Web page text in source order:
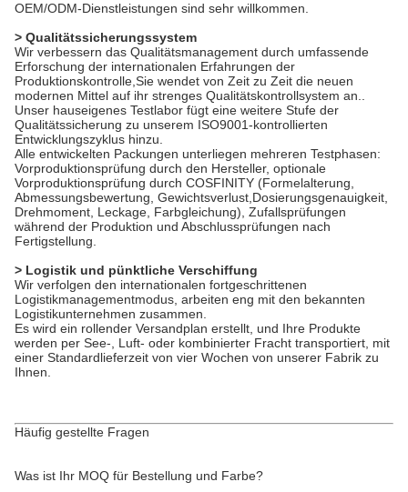
OEM/ODM-Dienstleistungen sind sehr willkommen.
> Qualitätssicherungssystem
Wir verbessern das Qualitätsmanagement durch umfassende
Erforschung der internationalen Erfahrungen der
Produktionskontrolle,Sie wendet von Zeit zu Zeit die neuen
modernen Mittel auf ihr strenges Qualitätskontrollsystem an..
Unser hauseigenes Testlabor fügt eine weitere Stufe der
Qualitätssicherung zu unserem ISO9001-kontrollierten
Entwicklungszyklus hinzu.
Alle entwickelten Packungen unterliegen mehreren Testphasen:
Vorproduktionsprüfung durch den Hersteller, optionale
Vorproduktionsprüfung durch COSFINITY (Formelalterung,
Abmessungsbewertung, Gewichtsverlust,Dosierungsgenauigkeit,
Drehmoment, Leckage, Farbgleichung), Zufallsprüfungen
während der Produktion und Abschlussprüfungen nach
Fertigstellung.
> Logistik und pünktliche Verschiffung
Wir verfolgen den internationalen fortgeschrittenen
Logistikmanagementmodus, arbeiten eng mit den bekannten
Logistikunternehmen zusammen.
Es wird ein rollender Versandplan erstellt, und Ihre Produkte
werden per See-, Luft- oder kombinierter Fracht transportiert, mit
einer Standardlieferzeit von vier Wochen von unserer Fabrik zu
Ihnen.
Häufig gestellte Fragen
Was ist Ihr MOQ für Bestellung und Farbe?